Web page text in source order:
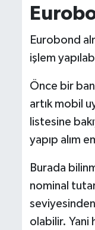
Eurobond
işlem
Önce bir
artık mobil
listesine
yapıp alım
Burada
nominal
olabilir. Yani